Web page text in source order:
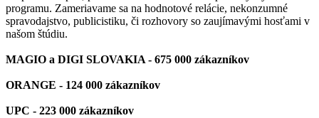
programu. Zameriavame sa na hodnotové relácie, nekonzumné
spravodajstvo, publicistiku, či rozhovory so zaujímavými hosťami v
našom štúdiu.
MAGIO a DIGI SLOVAKIA - 675 000 zákazníkov
ORANGE - 124 000 zákazníkov
UPC - 223 000 zákazníkov